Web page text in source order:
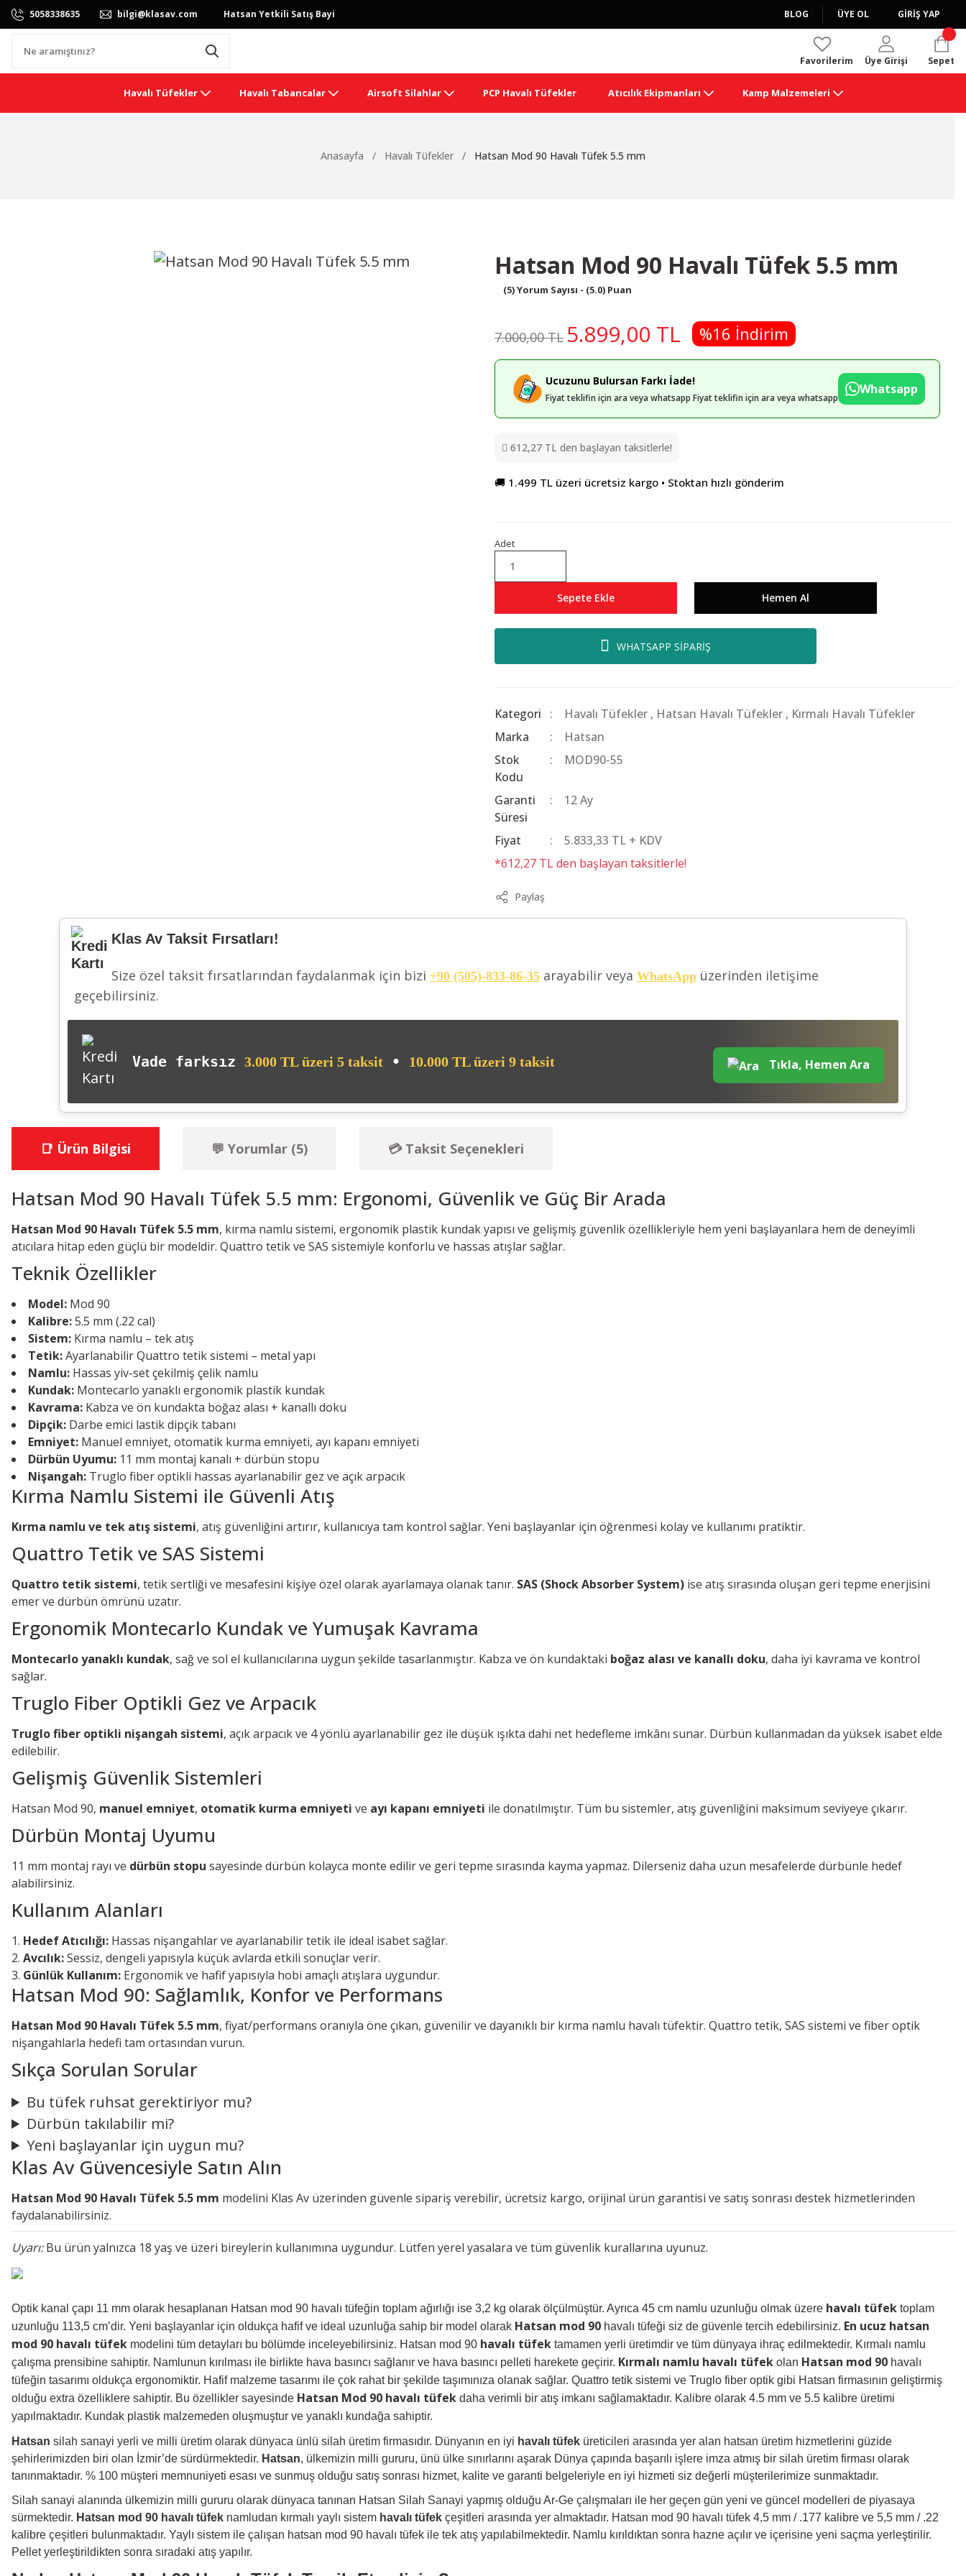
5058338635 bilgi@klasav.com Hatsan Yetkili Satış Bayi BLOG ÜYE OL GİRİŞ YAP
Favorilerim Üye Girişi Sepet
Havalı Tüfekler Havalı Tabancalar Airsoft Silahlar PCP Havalı Tüfekler Atıcılık Ekipmanları Kamp Malzemeleri
Anasayfa Havalı Tüfekler Hatsan Mod 90 Havalı Tüfek 5.5 mm
Hatsan Mod 90 Havalı Tüfek 5.5 mm
(5) Yorum Sayısı - (5.0) Puan
7.000,00 TL 5.899,00 TL %16 İndirim
Ucuzunu Bulursan Farkı İade!
Fiyat teklifin için ara veya whatsapp Fiyat teklifin için ara veya whatsapp
Whatsapp
612,27 TL den başlayan taksitlerle!
🚚 1.499 TL üzeri ücretsiz kargo • Stoktan hızlı gönderim
Adet
Sepete Ekle Hemen Al
WHATSAPP SİPARİŞ
Kategori Havalı Tüfekler , Hatsan Havalı Tüfekler , Kırmalı Havalı Tüfekler
Marka
Hatsan
Stok
Kodu
MOD90-55
Garanti
Süresi
12 Ay
Fiyat
5.833,33 TL + KDV
*612,27 TL den başlayan taksitlerle!
Paylaş
Klas Av Taksit Fırsatları!
Size özel taksit fırsatlarından faydalanmak için bizi +90 (505)-833-86-35arayabilir veya WhatsAppüzerinden iletişime
geçebilirsiniz.
Vade farksız3.000 TL üzeri 5 taksit • 10.000 TL üzeri 9 taksit Tıkla, Hemen Ara
📑 Ürün Bilgisi 💬 Yorumlar (5) 💳 Taksit Seçenekleri
Hatsan Mod 90 Havalı Tüfek 5.5 mm: Ergonomi, Güvenlik ve Güç Bir Arada
Hatsan Mod 90 Havalı Tüfek 5.5 mm, kırma namlu sistemi, ergonomik plastik kundak yapısı ve gelişmiş güvenlik özellikleriyle hem yeni başlayanlara hem de deneyimli
atıcılara hitap eden güçlü bir modeldir. Quattro tetik ve SAS sistemiyle konforlu ve hassas atışlar sağlar.
Teknik Özellikler
Model: Mod 90
Kalibre:5.5 mm (.22 cal)
Sistem: Kırma namlu – tek atış
Tetik:Ayarlanabilir Quattro tetik sistemi – metal yapı
Namlu: Hassas yiv-set çekilmiş çelik namlu
Kundak: Montecarlo yanaklı ergonomik plastik kundak
Kavrama: Kabza ve ön kundakta boğaz alası + kanallı doku
Dipçik: Darbe emici lastik dipçik tabanı
Emniyet: Manuel emniyet, otomatik kurma emniyeti, ayı kapanı emniyeti
Dürbün Uyumu: 11 mm montaj kanalı + dürbün stopu
Nişangah: Truglo fiber optikli hassas ayarlanabilir gez ve açık arpacık
Kırma Namlu Sistemi ile Güvenli Atış
Kırma namlu ve tek atış sistemi, atış güvenliğini artırır, kullanıcıya tam kontrol sağlar. Yeni başlayanlar için öğrenmesi kolay ve kullanımı pratiktir.
Quattro Tetik ve SAS Sistemi
Quattro tetik sistemi, tetik sertliği ve mesafesini kişiye özel olarak ayarlamaya olanak tanır. SAS (Shock Absorber System) ise atış sırasında oluşan geri tepme enerjisini
emer ve dürbün ömrünü uzatır.
Ergonomik Montecarlo Kundak ve Yumuşak Kavrama
Montecarlo yanaklı kundak, sağ ve sol el kullanıcılarına uygun şekilde tasarlanmıştır. Kabza ve ön kundaktaki boğaz alası ve kanallı doku, daha iyi kavrama ve kontrol
sağlar.
Truglo Fiber Optikli Gez ve Arpacık
Truglo fiber optikli nişangah sistemi, açık arpacık ve 4 yönlü ayarlanabilir gez ile düşük ışıkta dahi net hedefleme imkânı sunar. Dürbün kullanmadan da yüksek isabet elde
edilebilir.
Gelişmiş Güvenlik Sistemleri
Hatsan Mod 90, manuel emniyet, otomatik kurma emniyeti ve ayı kapanı emniyeti ile donatılmıştır. Tüm bu sistemler, atış güvenliğini maksimum seviyeye çıkarır.
Dürbün Montaj Uyumu
11 mm montaj rayı ve dürbün stopu sayesinde dürbün kolayca monte edilir ve geri tepme sırasında kayma yapmaz. Dilerseniz daha uzun mesafelerde dürbünle hedef
alabilirsiniz.
Kullanım Alanları
Hedef Atıcılığı: Hassas nişangahlar ve ayarlanabilir tetik ile ideal isabet sağlar.
Avcılık:Sessiz, dengeli yapısıyla küçük avlarda etkili sonuçlar verir.
Günlük Kullanım: Ergonomik ve hafif yapısıyla hobi amaçlı atışlara uygundur.
Hatsan Mod 90: Sağlamlık, Konfor ve Performans
Hatsan Mod 90 Havalı Tüfek 5.5 mm, fiyat/performans oranıyla öne çıkan, güvenilir ve dayanıklı bir kırma namlu havalı tüfektir. Quattro tetik, SAS sistemi ve fiber optik
nişangahlarla hedefi tam ortasından vurun.
Sıkça Sorulan Sorular
Bu tüfek ruhsat gerektiriyor mu?
Dürbün takılabilir mi?
Yeni başlayanlar için uygun mu?
Klas Av Güvencesiyle Satın Alın
Hatsan Mod 90 Havalı Tüfek 5.5 mm modelini Klas Av üzerinden güvenle sipariş verebilir, ücretsiz kargo, orijinal ürün garantisi ve satış sonrası destek hizmetlerinden
faydalanabilirsiniz.
Uyarı:Bu ürün yalnızca 18 yaş ve üzeri bireylerin kullanımına uygundur. Lütfen yerel yasalara ve tüm güvenlik kurallarına uyunuz.
Optik kanal çapı 11 mm olarak hesaplanan Hatsan mod 90 havalı tüfeğin toplam ağırlığı ise 3,2 kg olarak ölçülmüştür. Ayrıca 45 cm namlu uzunluğu olmak üzere havalı tüfek toplam
uzunluğu 113,5 cm’dir. Yeni başlayanlar için oldukça hafif ve ideal uzunluğa sahip bir model olarak Hatsan mod 90 havalı tüfeği siz de güvenle tercih edebilirsiniz. En ucuz hatsan
mod 90 havalı tüfek modelini tüm detayları bu bölümde inceleyebilirsiniz. Hatsan mod 90 havalı tüfek tamamen yerli üretimdir ve tüm dünyaya ihraç edilmektedir. Kırmalı namlu
çalışma prensibine sahiptir. Namlunun kırılması ile birlikte hava basıncı sağlanır ve hava basıncı pelleti harekete geçirir. Kırmalı namlu havalı tüfek olan Hatsan mod 90 havalı
tüfeğin tasarımı oldukça ergonomiktir. Hafif malzeme tasarımı ile çok rahat bir şekilde taşımınıza olanak sağlar. Quattro tetik sistemi ve Truglo fiber optik gibi Hatsan firmasının geliştirmiş
olduğu extra özelliklere sahiptir. Bu özellikler sayesinde Hatsan Mod 90 havalı tüfek daha verimli bir atış imkanı sağlamaktadır. Kalibre olarak 4.5 mm ve 5.5 kalibre üretimi
yapılmaktadır. Kundak plastik malzemeden oluşmuştur ve yanaklı kundağa sahiptir.
Hatsan silah sanayi yerli ve milli üretim olarak dünyaca ünlü silah üretim firmasıdır. Dünyanın en iyi havalı tüfek üreticileri arasında yer alan hatsan üretim hizmetlerini güzide
şehirlerimizden biri olan İzmir’de sürdürmektedir. Hatsan, ülkemizin milli gururu, ünü ülke sınırlarını aşarak Dünya çapında başarılı işlere imza atmış bir silah üretim firması olarak
tanınmaktadır. % 100 müşteri memnuniyeti esası ve sunmuş olduğu satış sonrası hizmet, kalite ve garanti belgeleriyle en iyi hizmeti siz değerli müşterilerimize sunmaktadır.
Silah sanayi alanında ülkemizin milli gururu olarak dünyaca tanınan Hatsan Silah Sanayi yapmış olduğu Ar-Ge çalışmaları ile her geçen gün yeni ve güncel modelleri de piyasaya
sürmektedir. Hatsan mod 90 havalı tüfek namludan kırmalı yaylı sistem havalı tüfek çeşitleri arasında yer almaktadır. Hatsan mod 90 havalı tüfek 4,5 mm / .177 kalibre ve 5,5 mm / .22
kalibre çeşitleri bulunmaktadır. Yaylı sistem ile çalışan hatsan mod 90 havalı tüfek ile tek atış yapılabilmektedir. Namlu kırıldıktan sonra hazne açılır ve içerisine yeni saçma yerleştirilir.
Pellet yerleştirildikten sonra sıradaki atış yapılır.